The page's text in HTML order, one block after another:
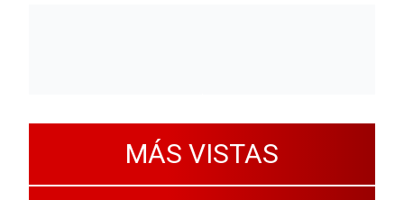
MÁS VISTAS